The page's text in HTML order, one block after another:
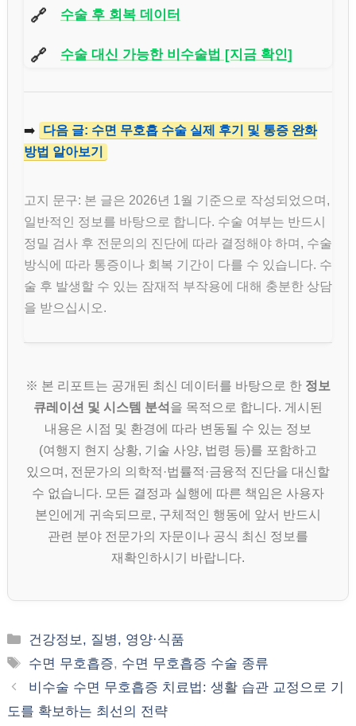
🔗 수술 후 회복 데이터
🔗 수술 대신 가능한 비수술법 [지금 확인]
➡️
다음 글: 수면 무호흡 수술 실제 후기 및 통증 완화
방법 알아보기
고지 문구: 본 글은 2026년 1월 기준으로 작성되었으며,
일반적인 정보를 바탕으로 합니다. 수술 여부는 반드시
정밀 검사 후 전문의의 진단에 따라 결정해야 하며, 수술
방식에 따라 통증이나 회복 기간이 다를 수 있습니다. 수
술 후 발생할 수 있는 잠재적 부작용에 대해 충분한 상담
을 받으십시오.
※ 본 리포트는 공개된 최신 데이터를 바탕으로 한 정보
큐레이션 및 시스템 분석 을 목적으로 합니다. 게시된
내용은 시점 및 환경에 따라 변동될 수 있는 정보
(여행지 현지 상황, 기술 사양, 법령 등)를 포함하고
있으며, 전문가의 의학적·법률적·금융적 진단을 대신할
수 없습니다. 모든 결정과 실행에 따른 책임은 사용자
본인에게 귀속되므로, 구체적인 행동에 앞서 반드시
관련 분야 전문가의 자문이나 공식 최신 정보를
재확인하시기 바랍니다.
카
테
리
건강정보, 질병, 영양·식품
태
그
수면 무호흡증, 수면 무호흡증 수술 종류
비수술 수면 무호흡증 치료법: 생활 습관 교정으로 기
도를 확보하는 최선의 전략